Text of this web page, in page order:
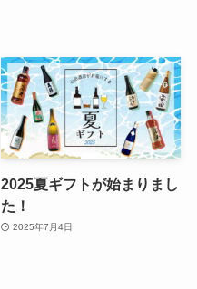
2025夏ギフトが始まりまし
た！
2025年7月4日